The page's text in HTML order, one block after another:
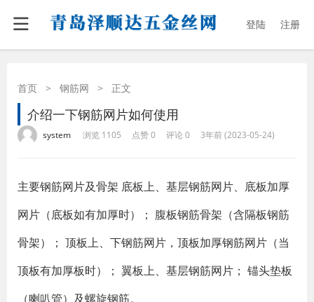
登陆 注册
首页 > 钢筋网 > 正文
介绍一下钢筋网片如何使用
system 浏览 1105 点赞 0 评论 0 3年前 (2023-05-24)
主要钢筋网片及骨架 底板上、基层钢筋网片、底板加厚
网片（底板如有加厚时）； 腹板钢筋骨架（含隔板钢筋
骨架）； 顶板上、下钢筋网片，顶板加厚钢筋网片（当
顶板有加厚板时）； 翼板上、基层钢筋网片； 锚头垫板
（喇叭管）及螺旋钢筋。